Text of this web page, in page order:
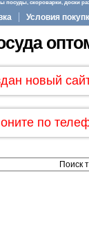
скороварки, доски
Условия
новый
по